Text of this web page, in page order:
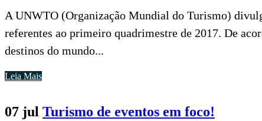
A UNWTO (Organização Mundial do Turismo)
referentes ao primeiro quadrimestre de 2017. De
destinos do mundo...
Leia Mais
07 jul Turismo de eventos em foco!